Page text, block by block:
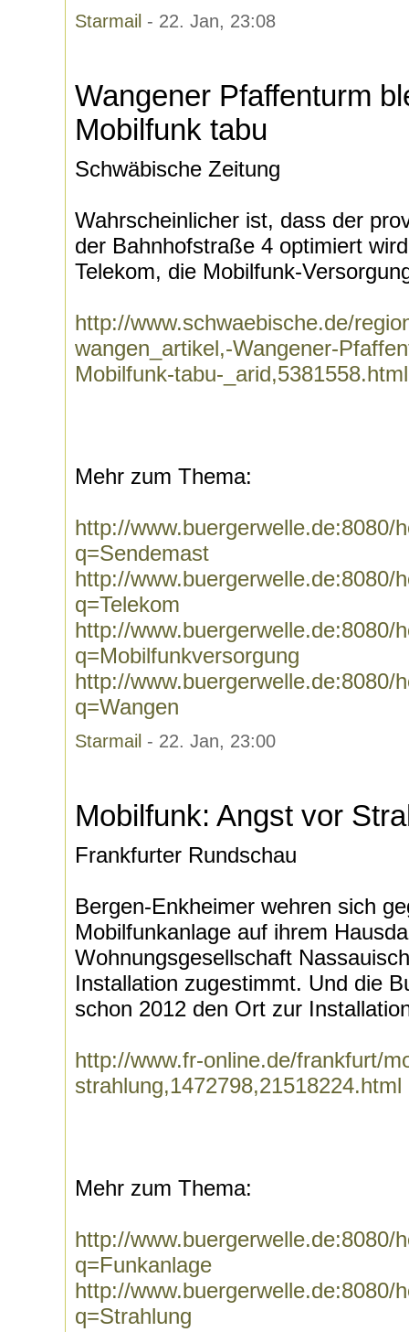
Starmail - 22. Jan, 23:08
Wangener Pfaffenturm
Mobilfunk tabu
Schwäbische Zeitung
Wahrscheinlicher ist, dass der
der Bahnhofstraße 4 optimiert
Telekom, die Mobilfunk-
http://www.schwaebische.de/
wangen_artikel,-Wangener-
Mobilfunk-tabu-_arid,5381558.html
Mehr zum Thema:
http://www.buergerwelle.de:8080/
q=Sendemast
http://www.buergerwelle.de:8080/
q=Telekom
http://www.buergerwelle.de:8080/
q=Mobilfunkversorgung
http://www.buergerwelle.de:8080/
q=Wangen
Starmail - 22. Jan, 23:00
Mobilfunk: Angst vor
Frankfurter Rundschau
Bergen-Enkheimer wehren sich
Mobilfunkanlage auf ihrem
Wohnungsgesellschaft
Installation zugestimmt. Und die
schon 2012 den Ort zur
http://www.fr-online.de/frankfurt/
strahlung,1472798,21518224.html
Mehr zum Thema:
http://www.buergerwelle.de:8080/
q=Funkanlage
http://www.buergerwelle.de:8080/
q=Strahlung